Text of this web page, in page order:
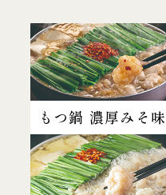
もつ鍋 濃厚みそ味